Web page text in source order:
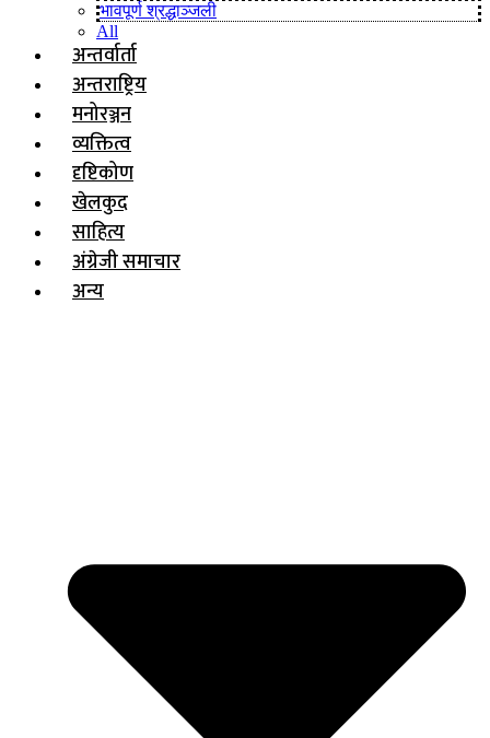
भावपूर्ण श्रद्धाञ्जली
All
अन्तर्वार्ता
अन्तराष्ट्रिय
मनोरञ्जन
व्यक्तित्व
दृष्टिकोण
खेलकुद
साहित्य
अंग्रेजी समाचार
अन्य